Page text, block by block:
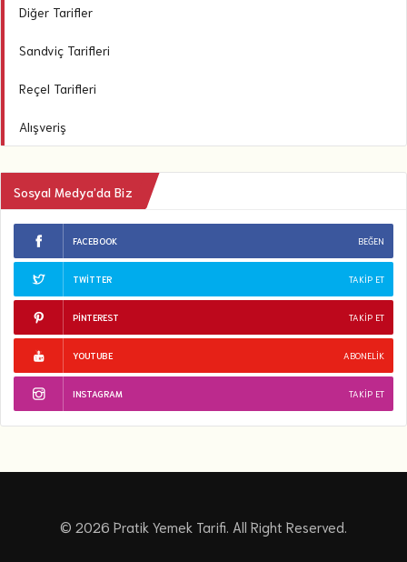
Diğer Tarifler
Sandviç Tarifleri
Reçel Tarifleri
Alışveriş
Sosyal Medya’da Biz
FACEBOOK BEĞEN
TWITTER TAKIP ET
PINTEREST TAKIP ET
YOUTUBE ABONELIK
INSTAGRAM TAKIP ET
© 2026 Pratik Yemek Tarifi. All Right Reserved.